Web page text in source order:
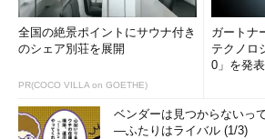
全国の絶景ポイントにサウナ付き
のシェア別荘を展開
PR(COCO VILLA on GOETHE)
ガートナ
テクノロ
0」を発表
ベンダーは見つからないっ
―ふたりはライバル (1/3)